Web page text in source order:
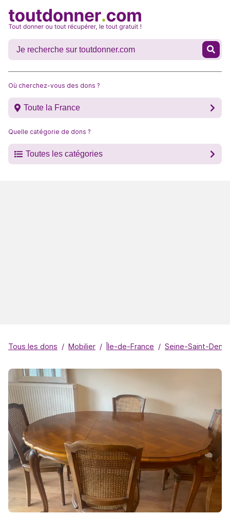
Où cherchez-vous des dons ?
Toute la France
Quelle catégorie de dons ?
Toutes les catégories
Tous les dons Mobilier Île-de-France Seine-Saint-Denis